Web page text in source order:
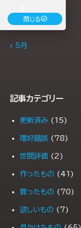
« 5月
記事カテゴリー
更新済み (15)
嗜好錯誤 (78)
世間評価 (2)
作ったもの (41)
買ったもの (70)
欲しいもの (7)
閉じる